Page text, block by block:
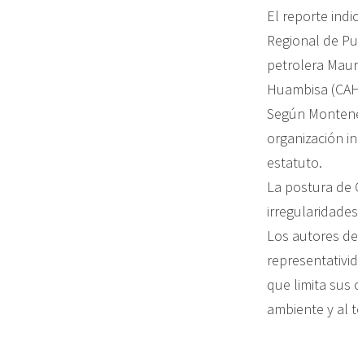
El reporte
Regional de
petrolera
Huambisa
Según
organización
estatuto.
La postura de
Los autores
que limita sus
ambiente y al